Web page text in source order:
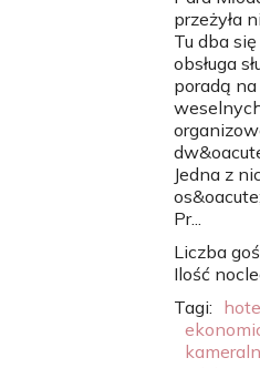
przeżyła
Tu dba
obsługa
poradą
Jedna z
Pr...
Liczba
Ilość
Tagi: